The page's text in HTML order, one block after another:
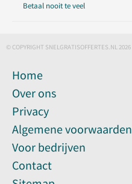
Betaal nooit te veel
© COPYRIGHT SNELGRATISOFFERTES.NL 2026
Home
Over ons
Privacy
Algemene voorwaarden
Voor bedrijven
Contact